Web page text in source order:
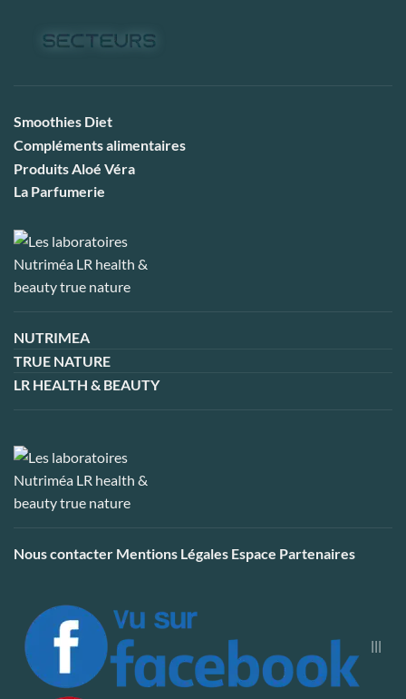
Smoothies Diet
Compléments alimentaires
Produits Aloé Véra
La Parfumerie
NUTRIMEA
TRUE NATURE
LR HEALTH & BEAUTY
Nous contacter Mentions Légales Espace Partenaires
|||